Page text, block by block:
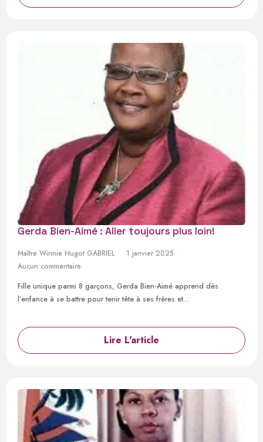
Gerda Bien-Aimé : Aller toujours plus loin!
Maître Winnie Hugot GABRIEL
1 janvier 2025
Aucun commentaire
Fille unique parmi 8 garçons, Gerda Bien-Aimé apprend dès
l’enfance à se battre pour tenir tête à ses frères et…
Lire L'article